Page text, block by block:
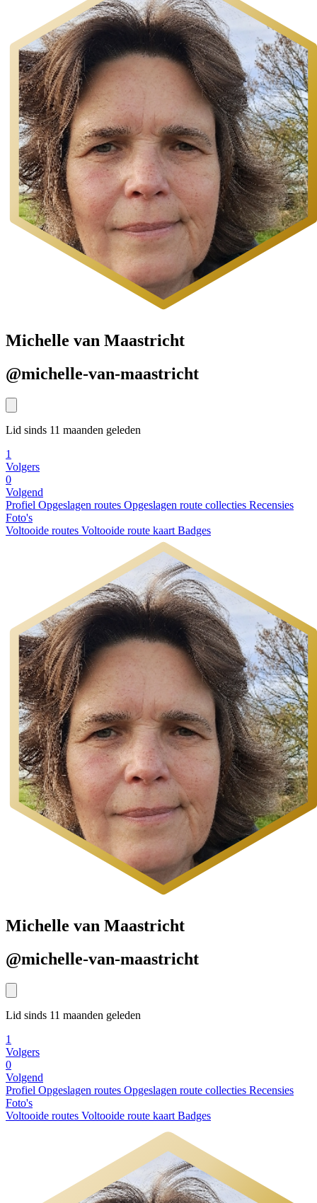
Michelle van Maastricht
@michelle-van-maastricht
Lid sinds 11 maanden geleden
1
Volgers
0
Volgend
Profiel Opgeslagen routes Opgeslagen route collecties Recensies
Foto's
Voltooide routes Voltooide route kaart Badges
Michelle van Maastricht
@michelle-van-maastricht
Lid sinds 11 maanden geleden
1
Volgers
0
Volgend
Profiel Opgeslagen routes Opgeslagen route collecties Recensies
Foto's
Voltooide routes Voltooide route kaart Badges